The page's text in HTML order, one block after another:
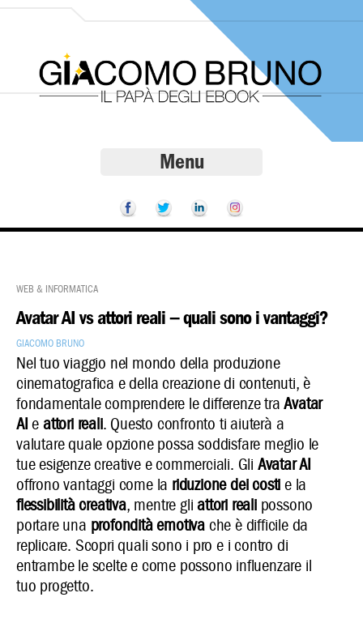
Menu
Web & Informatica
Avatar AI vs attori reali – quali sono i vantaggi?
Giacomo Bruno
Nel tuo viaggio nel mondo della produzione
cinematografica e della creazione di contenuti, è
fondamentale comprendere le differenze traAvatar
AI eattori reali. Questo confronto ti aiuterà a
valutare quale opzione possa soddisfare meglio le
tue esigenze creative e commerciali. Gli Avatar AI
offrono vantaggi come la riduzione dei costi e la
flessibilità creativa, mentre gliattori realipossono
portare una profondità emotiva che è difficile da
replicare. Scopri quali sono i pro e i contro di
entrambe le scelte e come possono influenzare il
tuo progetto.